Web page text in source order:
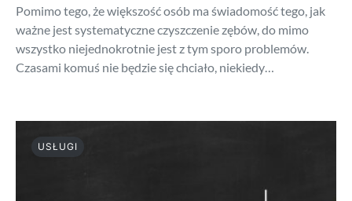
Pomimo tego, że większość osób ma świadomość tego, jak
ważne jest systematyczne czyszczenie zębów, do mimo
wszystko niejednokrotnie jest z tym sporo problemów.
Czasami komuś nie będzie się chciało, niekiedy…
USŁUGI